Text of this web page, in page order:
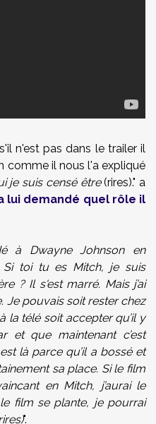
n'est pas dans le trailer il
comme il nous l'a expliqué
je suis censé être(rires)." a
lui demandé quel rôle il
à Dwayne Johnson en
Si toi tu es Mitch, je suis
? Il s'est marré. Mais j’ai
Je pouvais soit rester chez
la télé soit accepter qu’il y
et que maintenant c’est
là parce qu’il a bossé et
sa place. Si le film
en Mitch, j’aurai le
film se plante, je pourrai
".